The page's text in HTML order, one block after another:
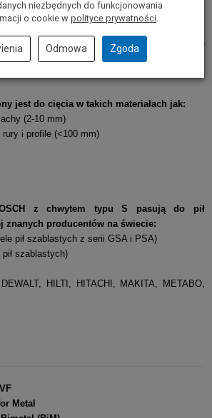
i bardzo dokładne cięcie bez wysiłku –
cięcie blisko powierzchni. Idealne do prac
jest do cięcia w takich materiałach jak:
(2-10 mm)
i profile (<100 mm)
z chwytem typu S pasują do pił
znanych producentów na świecie:
pił szablastych z serii GSA i PSA)
szablastych)
HILTI, HITACHI, MAKITA, METABO,
Metal
niezbędnych do funkcjonowania
o cookie w polityce prywatności
Odmowa Zgoda